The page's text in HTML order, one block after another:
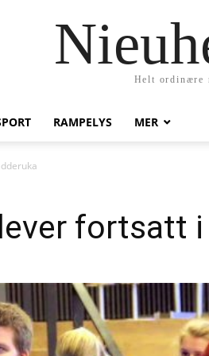
Helt ordinære
RAMPELYS MER
fortsatt